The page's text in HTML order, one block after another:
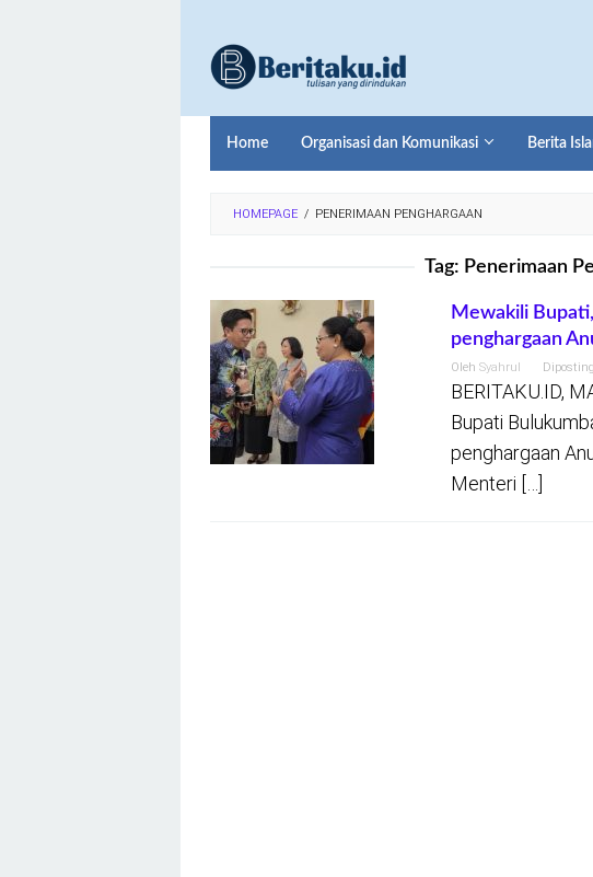
konten
Home Organisasi dan Komunikasi Berita
HOMEPAGE / PENERIMAAN PENGHARGAAN
Tag: Penerimaan
Mewakili
penghargaan
Oleh Syahrul
BERITAKU.ID,
Bupati
penghargaan
Menteri […]